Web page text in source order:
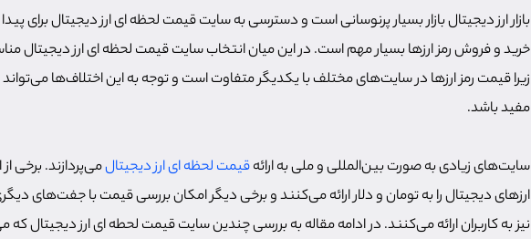
بازار ارز دیجیتال بازار بسیار پرنوسانی است و دسترسی به سایت قیمت لحظه ای ارز دیجیتال
خرید و فروش رمز ارزها بسیار مهم است. در این میان انتخاب سایت قیمت لحظه ای ارز دیجیتال
زیرا قیمت رمز ارزها در سایت‌های مختلف با یکدیگر متفاوت است و توجه به این اختلاف‌ها می‌تواند
مفید باشد.
سایت‌های زیادی به صورت بین‌المللی و ملی به ارائهقیمت لحظه ای ارز دیجیتالمی‌پردازند. برخی
ارزهای دیجیتال را به تومان و دلار ارائه می‌کنند و برخی دیگر امکان بررسی قیمت با جفت‌های
نیز به کاربران ارائه می‌کنند. در ادامه مقاله به بررسی چندین سایت قیمت لحطه ای ارز دیجیتال